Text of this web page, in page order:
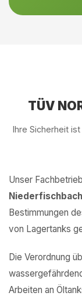
TÜV
Ihre Sicherheit
Unser
Niederfischbach
Bestimmungen
von Lagertanks
Die Verordnung
Arbeiten an